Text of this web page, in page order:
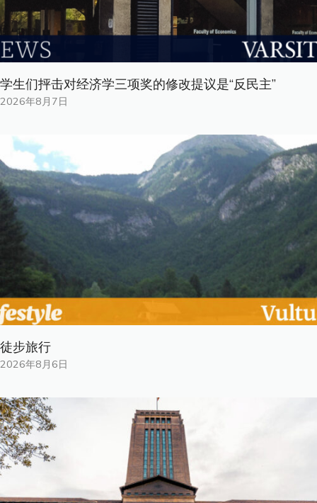
学生们抨击对经济学三项奖的修改提议是“反民主”
2026年8月7日
徒步旅行
2026年8月6日